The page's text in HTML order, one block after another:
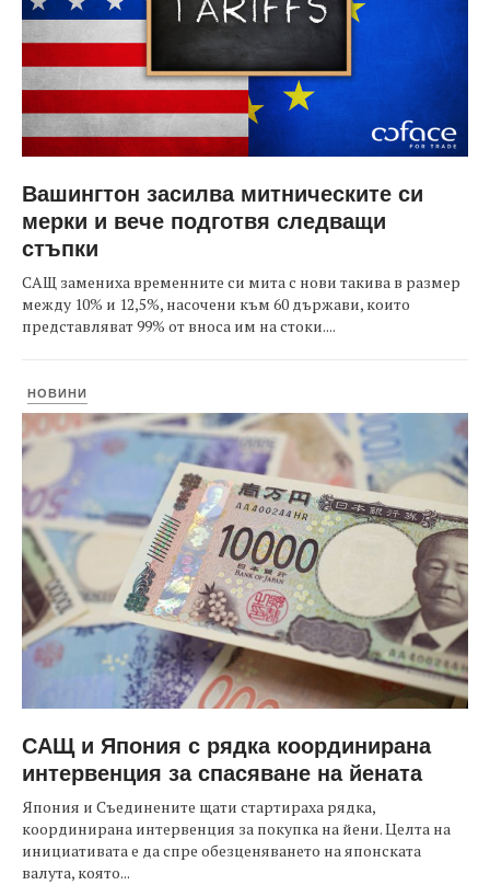
Вашингтон засилва митническите си
мерки и вече подготвя следващи
стъпки
САЩ замениха временните си мита с нови такива в размер
между 10% и 12,5%, насочени към 60 държави, които
представляват 99% от вноса им на стоки....
НОВИНИ
САЩ и Япония с рядка координирана
интервенция за спасяване на йената
Япония и Съединените щати стартираха рядка,
координирана интервенция за покупка на йени. Целта на
инициативата е да спре обезценяването на японската
валута, която...